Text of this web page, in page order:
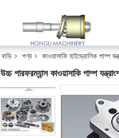
বাড়ি পণ্য কাওয়াসাকি হাইড্রোলিক পাম্প
উচ্চ পারফরম্যান্স কাওয়াসাকি পাম্প